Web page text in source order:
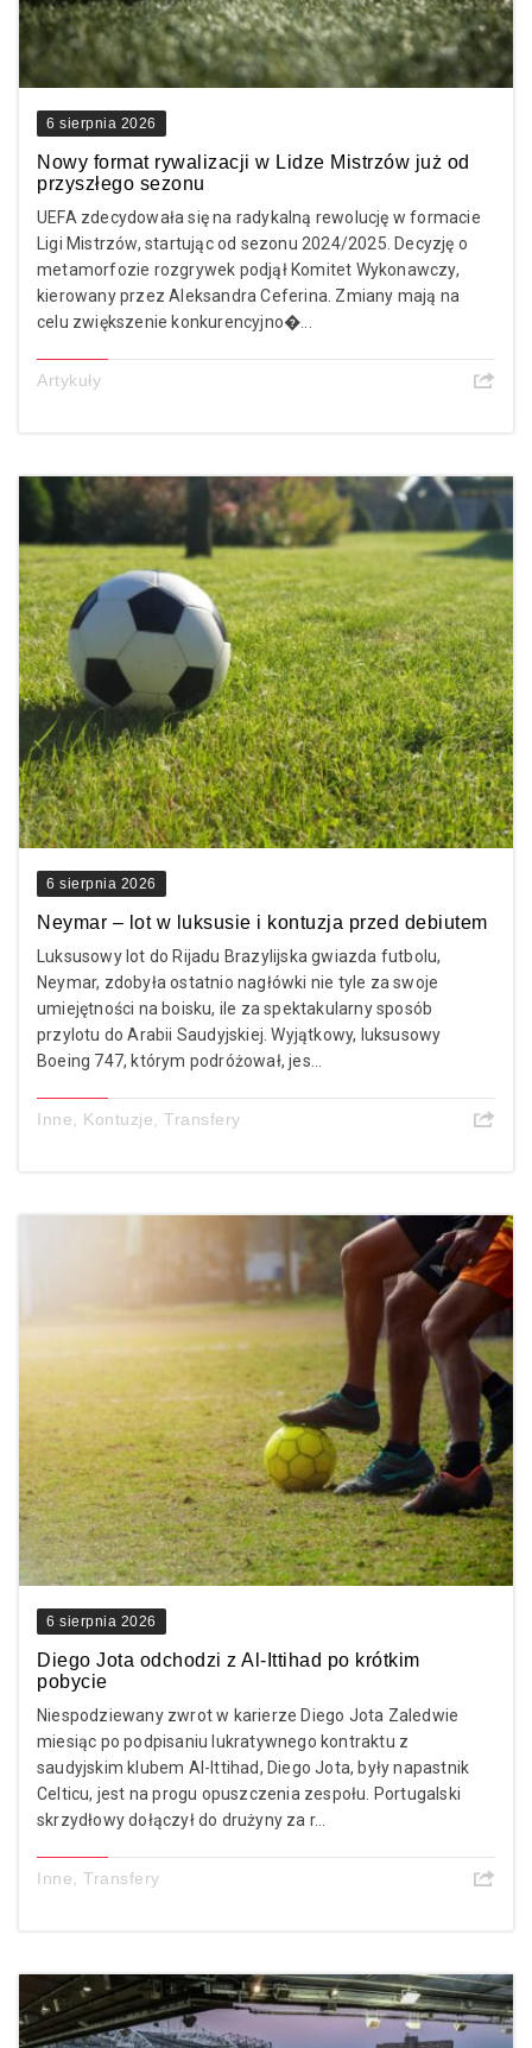
6 sierpnia 2026
Nowy format rywalizacji w Lidze Mistrzów już od
przyszłego sezonu
UEFA zdecydowała się na radykalną rewolucję w formacie
Ligi Mistrzów, startując od sezonu 2024/2025. Decyzję o
metamorfozie rozgrywek podjął Komitet Wykonawczy,
kierowany przez Aleksandra Ceferina. Zmiany mają na
celu zwiększenie konkurencyjno�...
Artykuły
6 sierpnia 2026
Neymar – lot w luksusie i kontuzja przed debiutem
Luksusowy lot do Rijadu Brazylijska gwiazda futbolu,
Neymar, zdobyła ostatnio nagłówki nie tyle za swoje
umiejętności na boisku, ile za spektakularny sposób
przylotu do Arabii Saudyjskiej. Wyjątkowy, luksusowy
Boeing 747, którym podróżował, jes...
Inne Kontuzje Transfery
6 sierpnia 2026
Diego Jota odchodzi z Al-Ittihad po krótkim
pobycie
Niespodziewany zwrot w karierze Diego Jota Zaledwie
miesiąc po podpisaniu lukratywnego kontraktu z
saudyjskim klubem Al-Ittihad, Diego Jota, były napastnik
Celticu, jest na progu opuszczenia zespołu. Portugalski
skrzydłowy dołączył do drużyny za r...
Inne, Transfery